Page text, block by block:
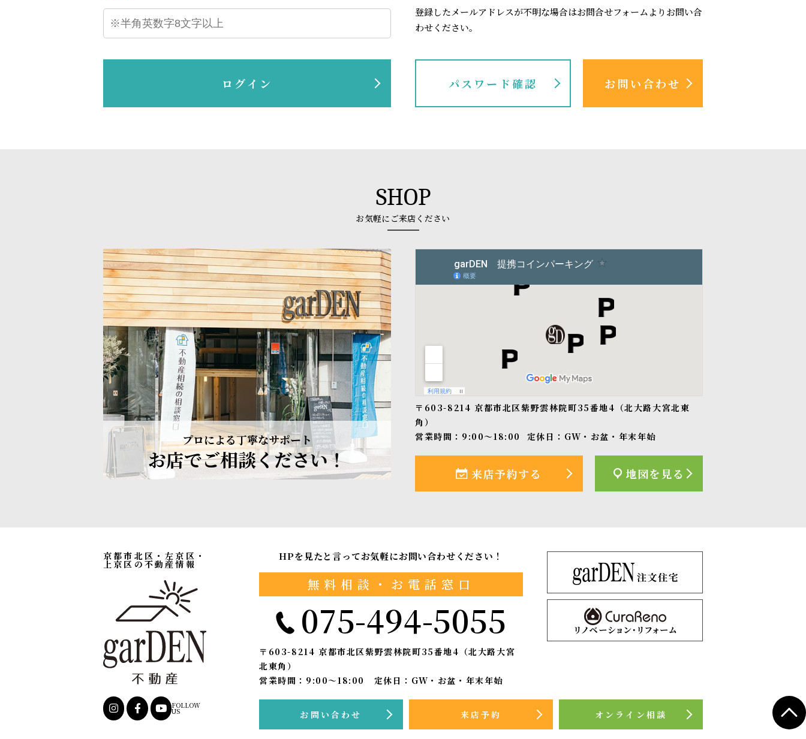
ログイン
登録したメールアドレスが不明な場合はお問合せフォームよりお問い合
わせください。
パスワード確認 お問い合わせ
SHOP
お気軽にご来店ください
プロによる丁寧なサポート
お店でご相談ください！
〒603-8214 京都市北区紫野雲林院町35番地4（北大路大宮北東
角）
営業時間：9:00〜18:00
定休日：GW・お盆・年末年始
地図を見る
来店予約する
京都市北区・左京区・
上京区の不動産情報
FOLLOW
US
HPを見たと言ってお気軽にお問い合わせください！
無料相談・お電話窓口
075-494-5055
〒603-8214 京都市北区紫野雲林院町35番地4（北大路大宮
北東角）
営業時間：9:00〜18:00 定休日：GW・お盆・年末年始
お問い合わせ 来店予約 オンライン相談